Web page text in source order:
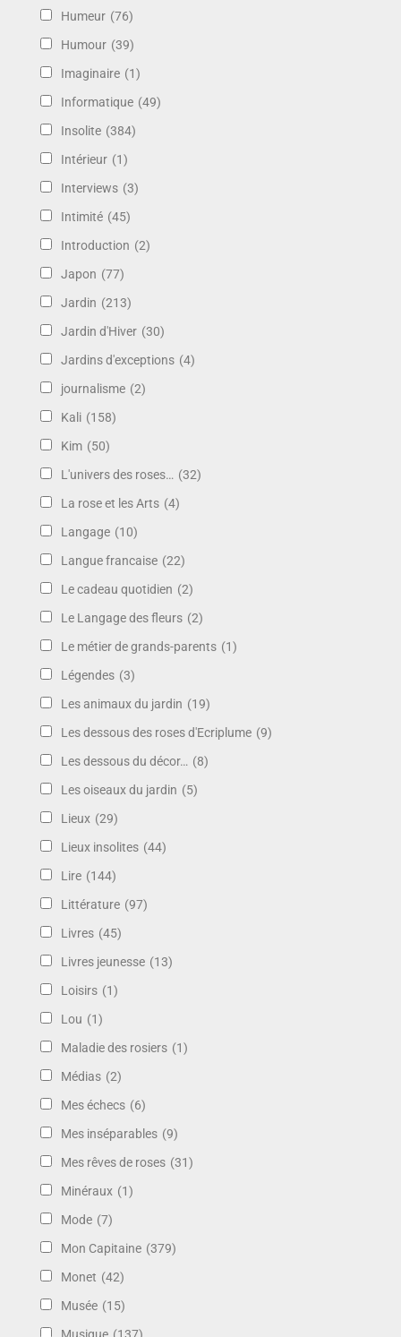
Humeur (76)
Humour (39)
Imaginaire (1)
Informatique (49)
Insolite (384)
Intérieur (1)
Interviews (3)
Intimité (45)
Introduction (2)
Japon (77)
Jardin (213)
Jardin d'Hiver (30)
Jardins d'exceptions (4)
journalisme (2)
Kali (158)
Kim (50)
L'univers des roses… (32)
La rose et les Arts (4)
Langage (10)
Langue francaise (22)
Le cadeau quotidien (2)
Le Langage des fleurs (2)
Le métier de grands-parents (1)
Légendes (3)
Les animaux du jardin (19)
Les dessous des roses d'Ecriplume (9)
Les dessous du décor… (8)
Les oiseaux du jardin (5)
Lieux (29)
Lieux insolites (44)
Lire (144)
Littérature (97)
Livres (45)
Livres jeunesse (13)
Loisirs (1)
Lou (1)
Maladie des rosiers (1)
Médias (2)
Mes échecs (6)
Mes inséparables (9)
Mes rêves de roses (31)
Minéraux (1)
Mode (7)
Mon Capitaine (379)
Monet (42)
Musée (15)